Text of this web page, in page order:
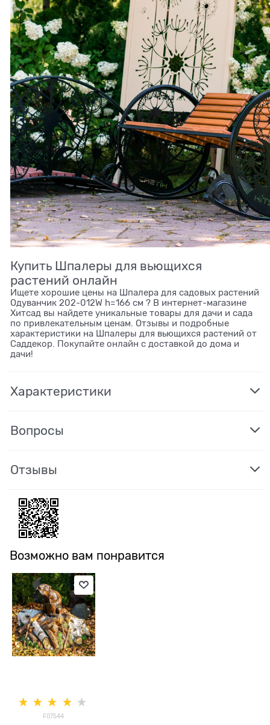
Купить Шпалеры для вьющихся
растений онлайн
Ищете хорошие цены на Шпалера для садовых растений
Одуванчик 202-012W h=166 см ? В интернет-магазине
Хитсад вы найдете уникальные товары для дачи и сада
по привлекательным ценам. Отзывы и подробные
характеристики на Шпалеры для вьющихся растений от
Саддекор. Покупайте онлайн с доставкой до дома и
дачи!
Характеристики
Вопросы
Отзывы
Возможно вам понравится
F07544